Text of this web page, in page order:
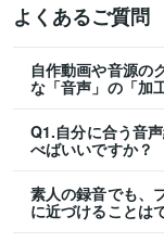
よくあるご質問
自作動画や音源の
な「音声」の「加
Q1.自分に合う音
べばいいですか？
素人の録音でも、
に近づけることは